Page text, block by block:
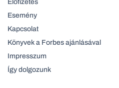
Előfizetés
Esemény
Kapcsolat
Könyvek a Forbes ajánlásával
Impresszum
Így dolgozunk